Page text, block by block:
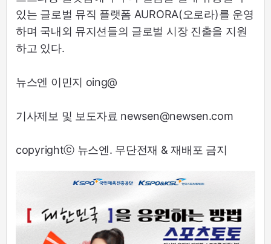
있는 글로벌 뮤직 플랫폼 AURORA(오로라)를 운영
하며 국내외 뮤지션들의 글로벌 시장 진출을 지원
하고 있다.
뉴스엔 이민지 oing@
기사제보 및 보도자료 newsen@newsen.com
copyrightⓒ 뉴스엔. 무단전재 & 재배포 금지